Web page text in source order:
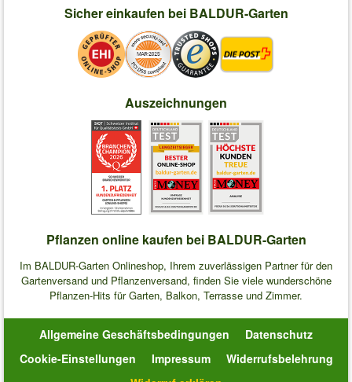
Sicher einkaufen bei BALDUR-Garten
Auszeichnungen
Pflanzen online kaufen bei BALDUR-Garten
Im BALDUR-Garten Onlineshop, Ihrem zuverlässigen Partner für den
Gartenversand und Pflanzenversand, finden Sie viele wunderschöne
Pflanzen-Hits für Garten, Balkon, Terrasse und Zimmer.
Allgemeine Geschäftsbedingungen
Datenschutz
Cookie-Einstellungen
Impressum
Widerrufsbelehrung